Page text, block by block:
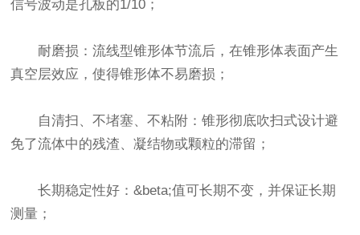
信号波动是孔板的1/10；
耐磨损：流线型锥形体节流后，在锥形体表面产生
真空层效应，使得锥形体不易磨损；
自清扫、不堵塞、不粘附：锥形彻底吹扫式设计避
免了流体中的残渣、凝结物或颗粒的滞留；
长期稳定性好：&beta;值可长期不变，并保证长期
测量；